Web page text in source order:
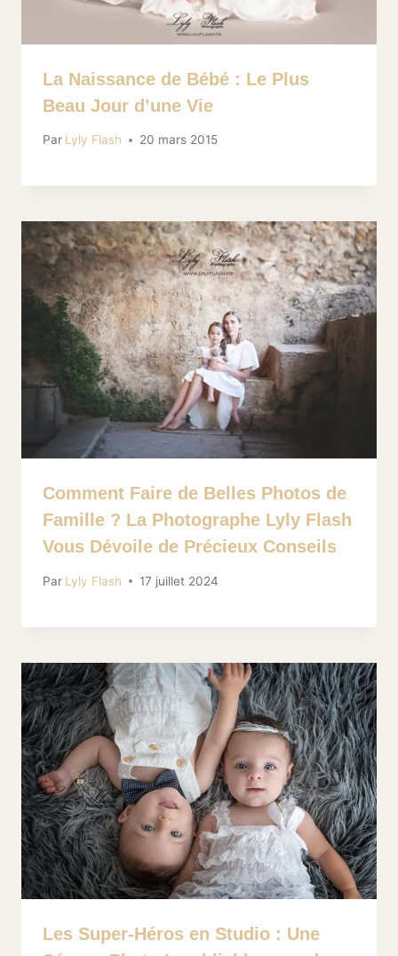
La Naissance de Bébé : Le Plus
Beau Jour d’une Vie
Par Lyly Flash 20 mars 2015
Comment Faire de Belles Photos de
Famille ? La Photographe Lyly Flash
Vous Dévoile de Précieux Conseils
Par Lyly Flash 17 juillet 2024
Les Super-Héros en Studio : Une